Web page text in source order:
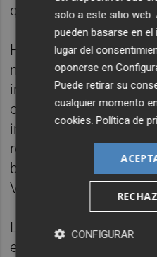
que van a destinar
Ha subrayado que el
marcha la primera
inmunización frente al
octubre de 2023 y,
iniciativa pionera de
reducir en más del 80
bronquiolitis de
Valenciana".
La infección por Virus
es universal pero es
solo a este sitio web.
pueden basarse en
lugar del
oponerse en
Puede retirar su
cualquier momento
cookies .Política de
CONFIGURAR